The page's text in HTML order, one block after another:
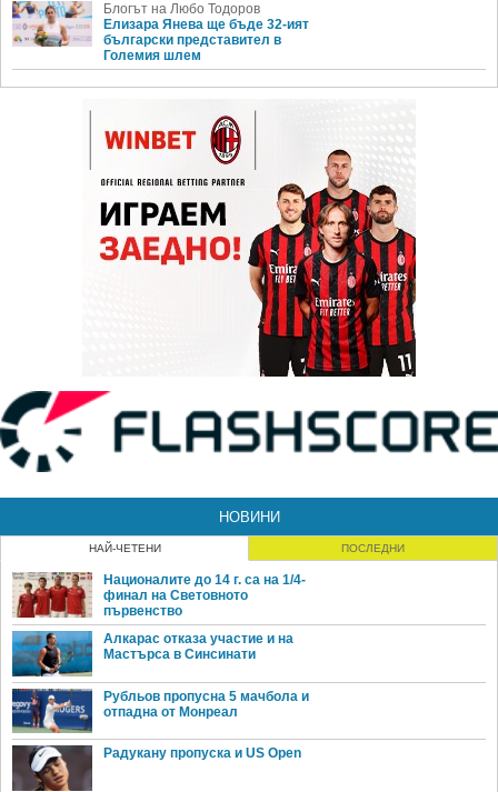
Блогът на Любо Тодоров
Елизара Янева ще бъде 32-ият
български представител в
Големия шлем
НОВИНИ
НАЙ-ЧЕТЕНИ ПОСЛЕДНИ
Националите до 14 г. са на 1/4-
финал на Световното
първенство
Алкарас отказа участие и на
Мастърса в Синсинати
Рубльов пропусна 5 мачбола и
отпадна от Монреал
Радукану пропуска и US Open